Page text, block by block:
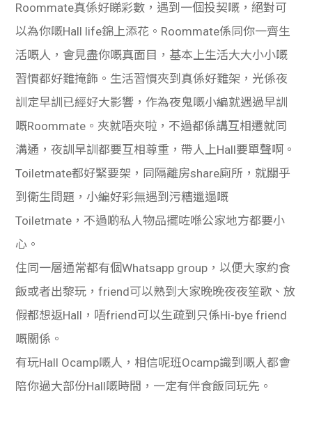
Roommate真係好睇彩數，遇到一個投契嘅，絕對可
以為你嘅Hall life錦上添花。Roommate係同你一齊生
活嘅人，會見盡你嘅真面目，基本上生活大大小小嘅
習慣都好難掩飾。生活習慣夾到真係好難架，光係夜
訓定早訓已經好大影響，作為夜鬼嘅小編就遇過早訓
嘅Roommate。夾就唔夾啦，不過都係講互相遷就同
溝通，夜訓早訓都要互相尊重，帶人上Hall要單聲啊。
Toiletmate都好緊要架，同隔離房share廁所，就關乎
到衛生問題，小編好彩無遇到污糟邋遢嘅
Toiletmate，不過啲私人物品擺咗喺公家地方都要小
心。
住同一層通常都有個Whatsapp group，以便大家約食
飯或者出黎玩，friend可以熟到大家晚晚夜夜笙歌、放
假都想返Hall，唔friend可以生疏到只係Hi-bye friend
嘅關係。
有玩Hall Ocamp嘅人，相信呢班Ocamp識到嘅人都會
陪你過大部份Hall嘅時間，一定有伴食飯同玩先。